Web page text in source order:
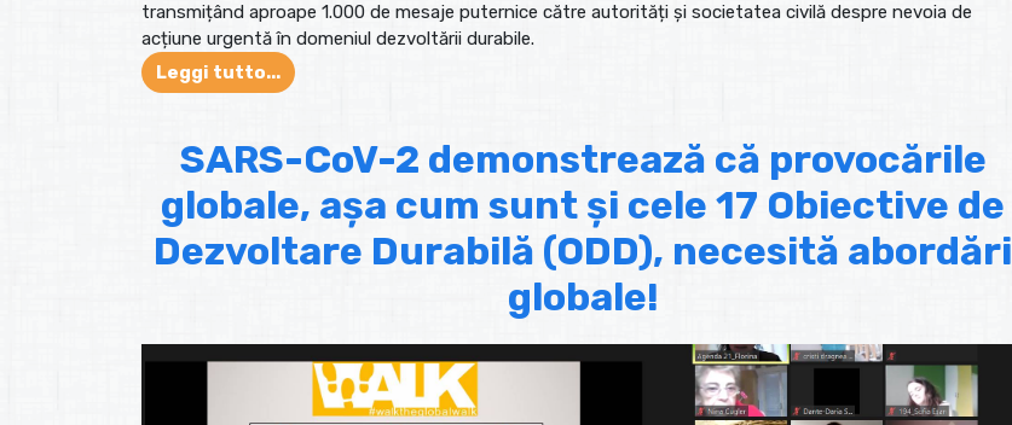
transmițând aproape 1.000 de mesaje puternice către autorități și societatea civilă despre nevoia de
acțiune urgentă în domeniul dezvoltării durabile.
Leggi tutto...
SARS-CoV-2 demonstrează că provocările
globale, așa cum sunt și cele 17 Obiective de
Dezvoltare Durabilă (ODD), necesită abordări
globale!